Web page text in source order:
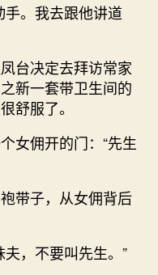
。我去跟他讲道
台决定去拜访常家
新一套带卫生间的
舒服了。
佣开的门：“先生
带子，从女佣背后
，不要叫先生。”